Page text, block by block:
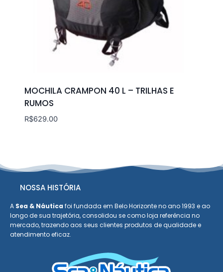
MOCHILA CRAMPON 40 L – TRILHAS E
RUMOS
R$629.00
NOSSA HISTÓRIA
A Sea & Náutica foi fundada em Belo Horizonte no ano 1993 e ao
longo de sua trajetória, consolidou se como loja referência no
mercado, trazendo aos seus clientes produtos de qualidade e
atendimento eficaz.